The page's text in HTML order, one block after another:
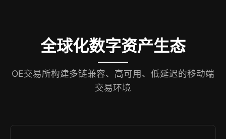
全球化数字资产生态
OE交易所构建多链兼容、高可用、低延迟的移动端
交易环境